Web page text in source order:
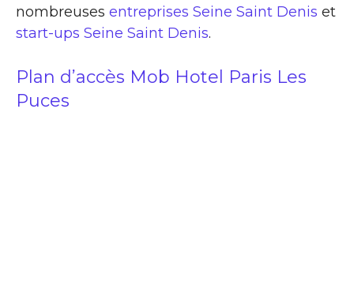
nombreuses entreprises Seine Saint Denis et
start-ups Seine Saint Denis.
Plan d’accès Mob Hotel Paris Les
Puces